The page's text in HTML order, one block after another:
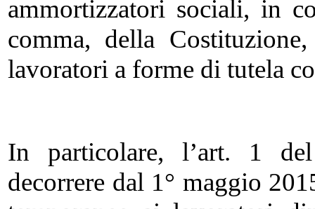
ammortizzatori sociali, in
comma, della
lavoratori a forme di tutela
In particolare, l’art. 1
decorrere dal 1° maggio